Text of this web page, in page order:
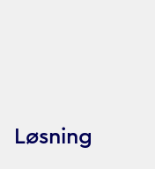
Løsning